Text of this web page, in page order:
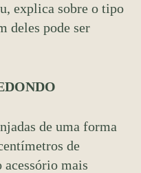
explica sobre o tipo
deles pode ser
de uma forma
de
mais